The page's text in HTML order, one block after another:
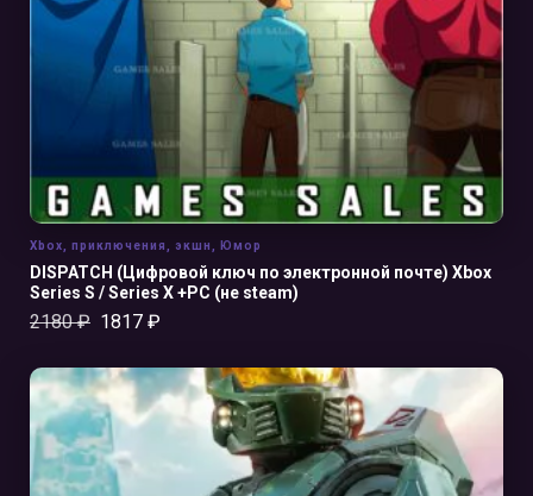
DISPATCH (Цифровой ключ по электронной почте) Xbox
Series S / Series X +PC (не steam)
2180₽ 1817 ₽
Xbox, приключения, экшн, Юмор